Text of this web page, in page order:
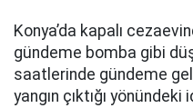
Konya’da kapalı
gündeme bomba gibi
saatlerinde gündeme
yangın çıktığı